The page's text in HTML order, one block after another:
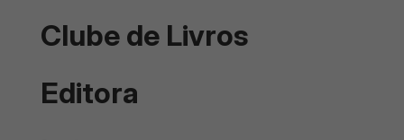
Clube de Livros
Editora